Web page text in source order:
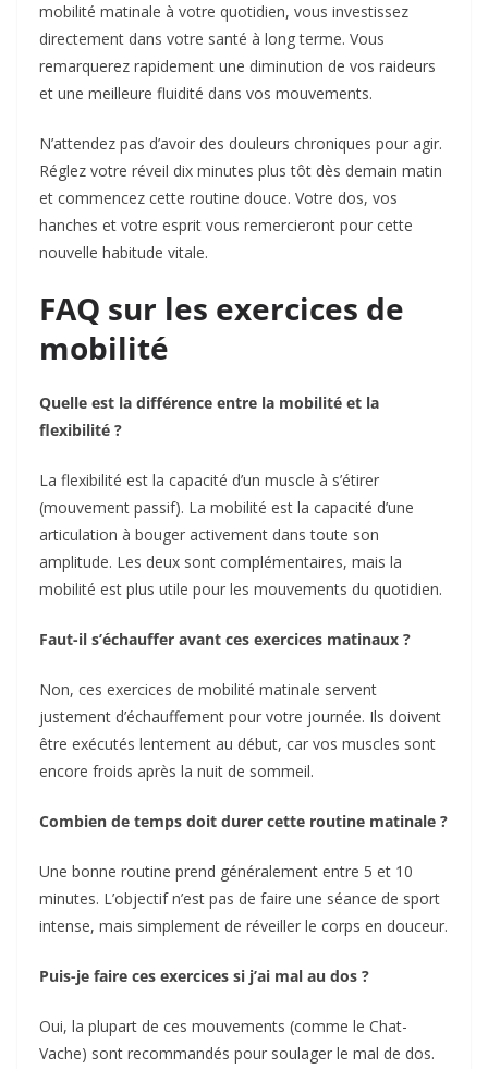
mobilité matinale à votre quotidien, vous investissez
directement dans votre santé à long terme. Vous
remarquerez rapidement une diminution de vos raideurs
et une meilleure fluidité dans vos mouvements.
N’attendez pas d’avoir des douleurs chroniques pour agir.
Réglez votre réveil dix minutes plus tôt dès demain matin
et commencez cette routine douce. Votre dos, vos
hanches et votre esprit vous remercieront pour cette
nouvelle habitude vitale.
FAQ sur les exercices de
mobilité
Quelle est la différence entre la mobilité et la
flexibilité ?
La flexibilité est la capacité d’un muscle à s’étirer
(mouvement passif). La mobilité est la capacité d’une
articulation à bouger activement dans toute son
amplitude. Les deux sont complémentaires, mais la
mobilité est plus utile pour les mouvements du quotidien.
Faut-il s’échauffer avant ces exercices matinaux ?
Non, ces exercices de mobilité matinale servent
justement d’échauffement pour votre journée. Ils doivent
être exécutés lentement au début, car vos muscles sont
encore froids après la nuit de sommeil.
Combien de temps doit durer cette routine matinale ?
Une bonne routine prend généralement entre 5 et 10
minutes. L’objectif n’est pas de faire une séance de sport
intense, mais simplement de réveiller le corps en douceur.
Puis-je faire ces exercices si j’ai mal au dos ?
Oui, la plupart de ces mouvements (comme le Chat-
Vache) sont recommandés pour soulager le mal de dos.